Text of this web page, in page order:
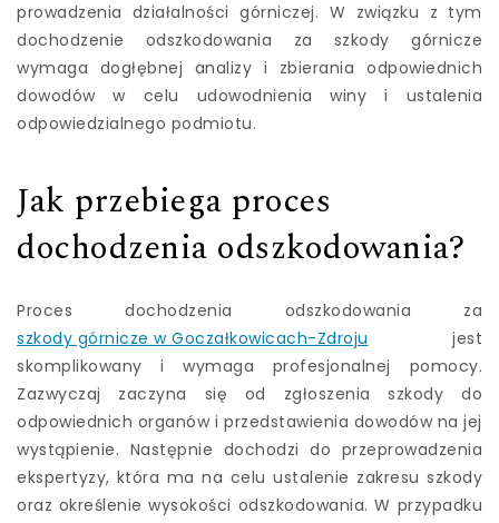
prowadzenia działalności górniczej. W związku z tym
dochodzenie odszkodowania za szkody górnicze
wymaga dogłębnej analizy i zbierania odpowiednich
dowodów w celu udowodnienia winy i ustalenia
odpowiedzialnego podmiotu.
Jak przebiega proces
dochodzenia odszkodowania?
Proces dochodzenia odszkodowania za
szkody górnicze w Goczałkowicach-Zdroju jest
skomplikowany i wymaga profesjonalnej pomocy.
Zazwyczaj zaczyna się od zgłoszenia szkody do
odpowiednich organów i przedstawienia dowodów na jej
wystąpienie. Następnie dochodzi do przeprowadzenia
ekspertyzy, która ma na celu ustalenie zakresu szkody
oraz określenie wysokości odszkodowania. W przypadku